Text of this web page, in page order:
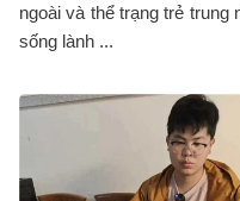
ngoài và thể trạng trẻ
sống lành ...